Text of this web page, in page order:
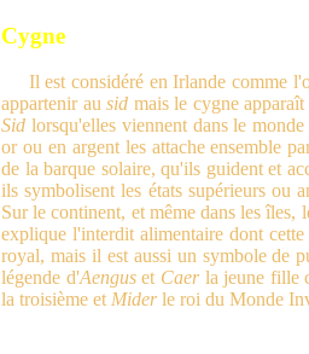
Cygne
Il est considéré en Irlande comme
appartenir ausid mais le cygne
Sid lorsqu'elles viennent dans le
or ou en argent les attache ensemble
de la barque solaire, qu'ils guident et
ils symbolisent les états supérieurs ou
Sur le continent, et même dans les
explique l'interdit alimentaire dont
royal, mais il est aussi un symbole de
légende d'Aenguset Caerla jeune fille
la troisième et Miderle roi du Monde